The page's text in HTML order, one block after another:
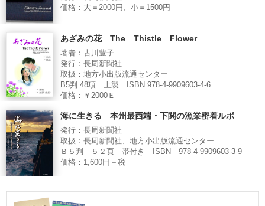
価格：大＝2000円、小＝1500円
あざみの花 The Thistle Flower
著者：古川豊子
発行：長周新聞社
取扱：地方小出版流通センター
B5判 48項 上製 ISBN 978-4-9909603-4-6
価格：￥2000Ｅ
海に生きる 本州最西端・下関の漁業密着ルポ
発行：長周新聞社
取扱：長周新聞社、地方小出版流通センター
Ｂ５判 ５２頁 帯付き ISBN 978-4-9909603-3-9
価格：1,600円＋税